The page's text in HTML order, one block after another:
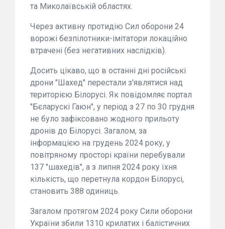
та Миколаївській областях.
Через активну протидію Сил оборони 24
ворожі безпілотники-імітатори локаційно
втрачені (без негативних наслідків).
Досить цікаво, що в останні дні російські
дрони "Шахед" перестали з'являтися над
територією Білорусі. Як повідомляє портал
"Бєларускі Гаюн", у період з 27 по 30 грудня
не було зафіксовано жодного прильоту
дронів до Білорусі. Загалом, за
інформацією на грудень 2024 року, у
повітряному просторі країни перебували
137 "шахедів", а з липня 2024 року їхня
кількість, що перетнула кордон Білорусі,
становить 388 одиниць.
Загалом протягом 2024 року Сили оборони
України збили 1310 крилатих і балістичних